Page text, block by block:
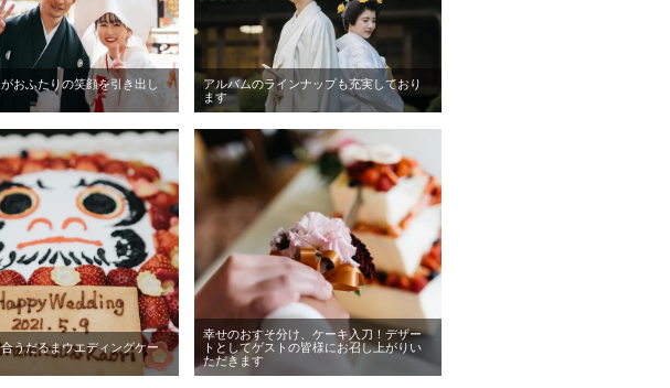
おふたりの笑顔を引き出し
アルバムのラインナップも充実しており
ます
うだるまウエディングケー
幸せのおすそ分け、ケーキ入刀！デザー
トとしてゲストの皆様にお召し上がりい
ただきます